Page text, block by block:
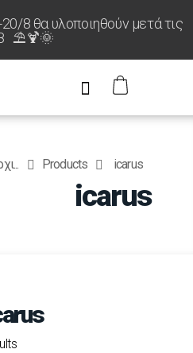
8 θα υλοποιηθούν μετά τις
⛱️🍹🌞
Products icarus
icarus